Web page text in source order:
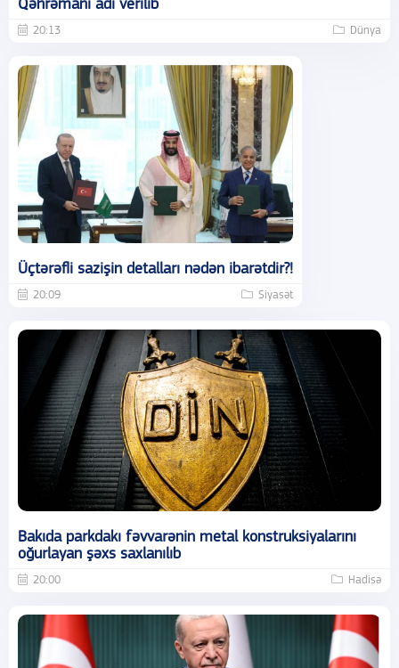
Qəhrəmanı adı verilib
20:13 Dünya
Üçtərəfli sazişin detalları nədən ibarətdir?!
20:09 Siyasət
Bakıda parkdakı fəvvarənin metal konstruksiyalarını
oğurlayan şəxs saxlanılıb
20:00 Hadisə